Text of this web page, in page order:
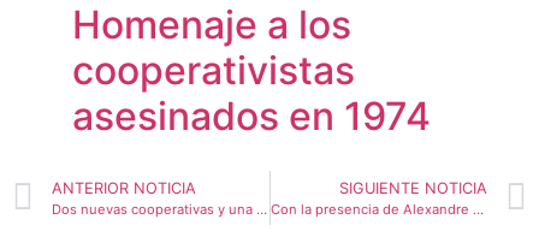
Homenaje a los
cooperativistas
asesinados en 1974
ANTERIOR NOTICIA
Dos nuevas cooperativas y una federación se asociaron a la red FECOFE
SIGUIENTE NOTICIA
Con la presencia de Alexandre Roig, FECOFE celebró su Asamblea General Ordinaria